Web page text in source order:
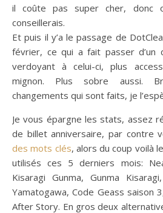
il coûte pas super cher, donc
conseillerais.
Et puis il y’a le passage de
février, ce qui a fait passer d’un
verdoyant à celui-ci, plus
mignon. Plus sobre aussi.
changements qui sont faits, je
Je vous épargne les stats, assez
de billet anniversaire, par contre
des mots clés, alors du coup voilà
utilisés ces 5 derniers mois:
Kisaragi Gunma, Gunma
Yamatogawa, Code Geass saison
After Story. En gros deux